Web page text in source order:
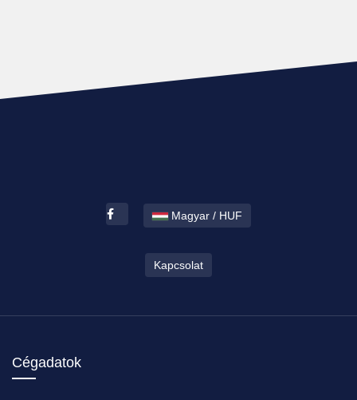
Magyar / HUF
Kapcsolat
Cégadatok